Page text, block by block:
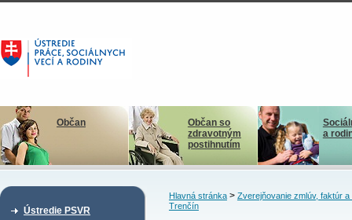
Občan
Občan so
zdravotným
postihnutím
a
Ústredie PSVR
Hlavná stránka> Zverejňovanie zmlúv, faktúr a
Trenčín